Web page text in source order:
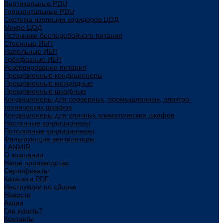
Вертикальные PDU
Горизонтальные PDU
Система изоляции коридоров ЦОД
Микро ЦОД
Источники бесперебойного питания
Стоечные ИБП
Напольные ИБП
Трёхфазные ИБП
Резервирование питания
Прецизионные кондиционеры
Прецизионные межрядные
Прецизионные шкафные
Кондиционеры для серверных, промышленных, электро-
технических шкафов
Кондиционеры для уличных климатических шкафов
Настенные кондиционеры
Потолочные кондиционеры
Фильтрующие вентиляторы
LANMIR
О компании
Наше производство
Сертификаты
Каталоги PDF
Инструкции по сборке
Новости
Акции
Где купить?
Контакты